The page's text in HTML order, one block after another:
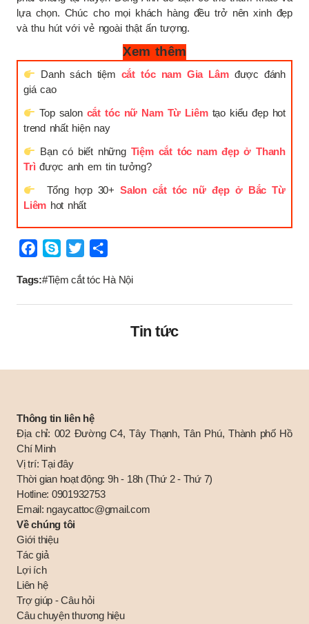
lựa chọn. Chúc cho mọi khách hàng đều trở nên xinh đẹp
và thu hút với vẻ ngoài thật ấn tượng.
Xem thêm
Danh sách tiệm cắt tóc nam Gia Lâmđược đánh
giá cao
Top salon cắt tóc nữ Nam Từ Liêmtạo kiểu đẹp hot
trend nhất hiện nay
Bạn có biết những Tiệm cắt tóc nam đẹp ở Thanh
Trìđược anh em tin tưởng?
Tổng hợp 30+Salon cắt tóc nữ đẹp ở Bắc Từ
Liêm hot nhất
Tags:#Tiệm cắt tóc Hà Nội
Tin tức
Thông tin liên hệ
Địa chỉ: 002 Đường C4, Tây Thạnh, Tân Phú, Thành phố Hồ
Chí Minh
Vị trí:Tại đây
Thời gian hoạt động: 9h - 18h (Thứ 2 - Thứ 7)
Hotline: 0901932753
Email: ngaycattoc@gmail.com
Về chúng tôi
Giới thiệu
Tác giả
Lợi ích
Liên hệ
Trợ giúp - Câu hỏi
Câu chuyện thương hiệu